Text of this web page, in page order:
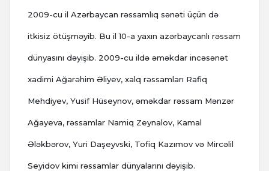
2009-cu il Azərbaycan rəssamlıq sənəti üçün də
itkisiz ötüşməyib. Bu il 10-a yaxın azərbaycanlı rəssam
dünyasını dəyişib. 2009-cu ildə əməkdar incəsənət
xadimi Ağarəhim Əliyev, xalq rəssamları Rafiq
Mehdiyev, Yusif Hüseynov, əməkdar rəssam Mənzər
Ağayeva, rəssamlar Namiq Zeynalov, Kamal
Ələkbərov, Yuri Daşeyvski, Tofiq Kazımov və Mircəlil
Seyidov kimi rəssamlar dünyalarını dəyişib.